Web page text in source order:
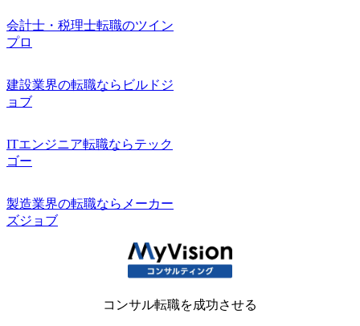
会計士・税理士転職のツイン
プロ
建設業界の転職ならビルドジ
ョブ
ITエンジニア転職ならテック
ゴー
製造業界の転職ならメーカー
ズジョブ
コンサル転職を成功させる